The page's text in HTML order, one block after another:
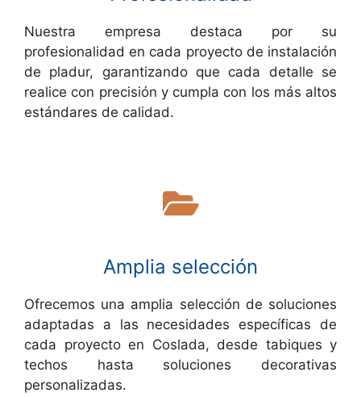
Nuestra empresa destaca por su
profesionalidad en cada proyecto de instalación
de pladur, garantizando que cada detalle se
realice con precisión y cumpla con los más altos
estándares de calidad.
Amplia selección
Ofrecemos una amplia selección de soluciones
adaptadas a las necesidades específicas de
cada proyecto en Coslada, desde tabiques y
techos hasta soluciones decorativas
personalizadas.